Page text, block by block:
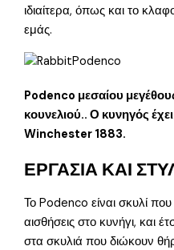
ιδιαίτερα, όπως και το
εμάς.
Podenco μεσαίου
κουνελιού.. Ο κυνηγός
Winchester 1883.
ΕΡΓΑΣΙΑ ΚΑΙ
Το Podenco είναι σκυλί που
αισθήσεις στο κυνήγι, και
στα σκυλιά που διώκουν